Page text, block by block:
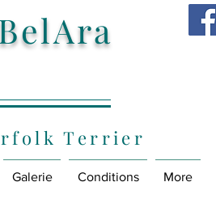
Terrier
Galerie Conditions More